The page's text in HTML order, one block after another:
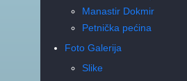
Manastir Dokmir
Petnička pećina
Foto Galerija
Slike